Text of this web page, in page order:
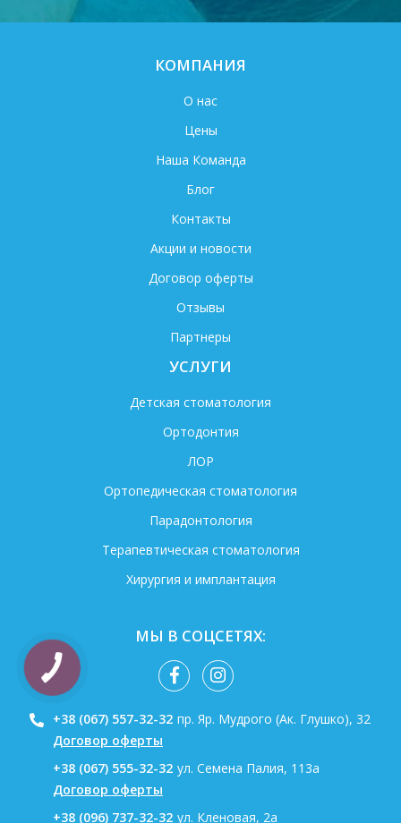
КОМПАНИЯ
О нас
Цены
Наша Команда
Блог
Контакты
Акции и новости
Договор оферты
Отзывы
Партнеры
УСЛУГИ
Детская стоматология
Ортодонтия
ЛОР
Ортопедическая стоматология
Парадонтология
Терапевтическая стоматология
Хирургия и имплантация
МЫ В СОЦСЕТЯХ:
+38 (067) 557-32-32 пр. Яр. Мудрого (Ак. Глушко), 32
Договор оферты
+38 (067) 555-32-32 ул. Семена Палия, 113а
Договор оферты
+38 (096) 737-32-32 ул. Кленовая, 2а